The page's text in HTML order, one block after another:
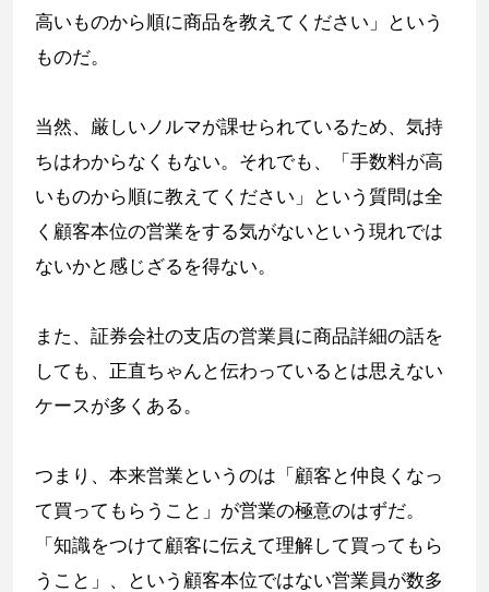
高いものから順に商品を教えてください」という
ものだ。
当然、厳しいノルマが課せられているため、気持
ちはわからなくもない。それでも、「手数料が高
いものから順に教えてください」という質問は全
く顧客本位の営業をする気がないという現れでは
ないかと感じざるを得ない。
また、証券会社の支店の営業員に商品詳細の話を
しても、正直ちゃんと伝わっているとは思えない
ケースが多くある。
つまり、本来営業というのは「顧客と仲良くなっ
て買ってもらうこと」が営業の極意のはずだ。
「知識をつけて顧客に伝えて理解して買ってもら
うこと」、という顧客本位ではない営業員が数多